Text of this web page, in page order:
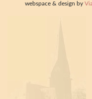
webspace & design by